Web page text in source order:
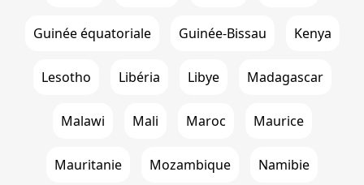
Guinée équatoriale Guinée-Bissau Kenya
Lesotho Libéria Libye Madagascar
Malawi Mali Maroc Maurice
Mauritanie Mozambique Namibie